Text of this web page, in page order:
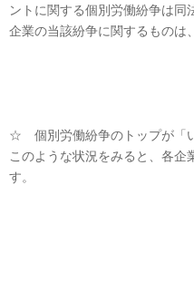
ントに関する個別労働紛争は
企業の当該紛争に関するものは
☆ 個別労働紛争のトップが「
このような状況をみると、各
す。